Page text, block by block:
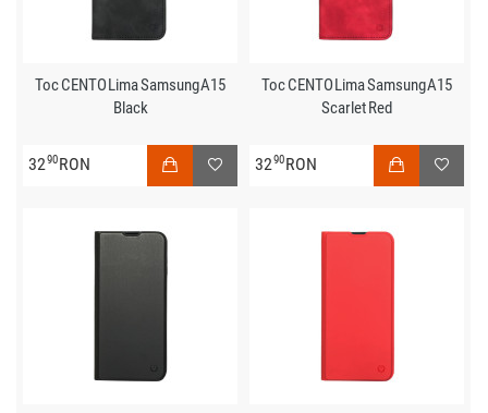
Toc CENTO Lima Samsung A15
Black
3290RON
Toc CENTO Lima Samsung A15
Scarlet Red
3290RON